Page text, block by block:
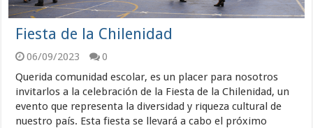
Fiesta de la Chilenidad
06/09/2023
0
Querida comunidad escolar, es un placer para nosotros
invitarlos a la celebración de la Fiesta de la Chilenidad, un
evento que representa la diversidad y riqueza cultural de
nuestro país. Esta fiesta se llevará a cabo el próximo